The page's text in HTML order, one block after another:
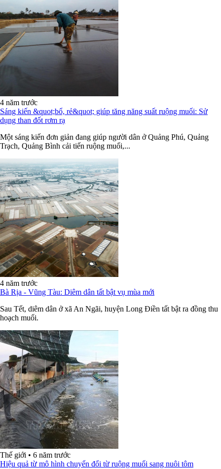
4 năm trước
Sáng kiến &quot;bổ, rẻ&quot; giúp tăng năng suất ruộng muối: Sử
dụng than đốt rơm rạ
Một sáng kiến đơn giản đang giúp người dân ở Quảng Phú, Quảng
Trạch, Quảng Bình cải tiến ruộng muối,...
4 năm trước
Bà Rịa - Vũng Tàu: Diêm dân tất bật vụ mùa mới
Sau Tết, diêm dân ở xã An Ngãi, huyện Long Điền tất bật ra đồng thu
hoạch muối.
Thế giới • 6 năm trước
Hiệu quả từ mô hình chuyển đổi từ ruộng muối sang nuôi tôm